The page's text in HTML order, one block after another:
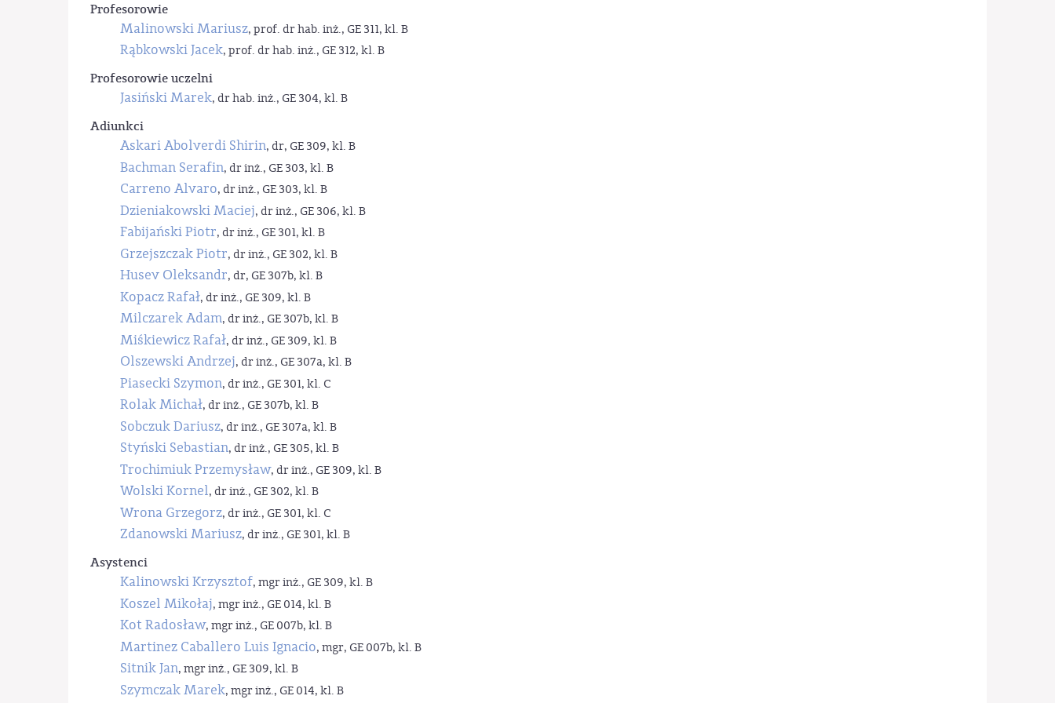
Profesorowie
Malinowski Mariusz, prof. dr hab. inż., GE 311, kl. B
Rąbkowski Jacek, prof. dr hab. inż., GE 312, kl. B
Profesorowie uczelni
Jasiński Marek, dr hab. inż., GE 304, kl. B
Adiunkci
Askari Abolverdi Shirin, dr, GE 309, kl. B
Bachman Serafin, dr inż., GE 303, kl. B
Carreno Alvaro, dr inż., GE 303, kl. B
Dzieniakowski Maciej, dr inż., GE 306, kl. B
Fabijański Piotr, dr inż., GE 301, kl. B
Grzejszczak Piotr, dr inż., GE 302, kl. B
Husev Oleksandr, dr, GE 307b, kl. B
Kopacz Rafał, dr inż., GE 309, kl. B
Milczarek Adam, dr inż., GE 307b, kl. B
Miśkiewicz Rafał, dr inż., GE 309, kl. B
Olszewski Andrzej, dr inż., GE 307a, kl. B
Piasecki Szymon, dr inż., GE 301, kl. C
Rolak Michał, dr inż., GE 307b, kl. B
Sobczuk Dariusz, dr inż., GE 307a, kl. B
Styński Sebastian, dr inż., GE 305, kl. B
Trochimiuk Przemysław, dr inż., GE 309, kl. B
Wolski Kornel, dr inż., GE 302, kl. B
Wrona Grzegorz, dr inż., GE 301, kl. C
Zdanowski Mariusz, dr inż., GE 301, kl. B
Asystenci
Kalinowski Krzysztof, mgr inż., GE 309, kl. B
Koszel Mikołaj, mgr inż., GE 014, kl. B
Kot Radosław, mgr inż., GE 007b, kl. B
Martinez Caballero Luis Ignacio, mgr, GE 007b, kl. B
Sitnik Jan, mgr inż., GE 309, kl. B
Szymczak Marek, mgr inż., GE 014, kl. B